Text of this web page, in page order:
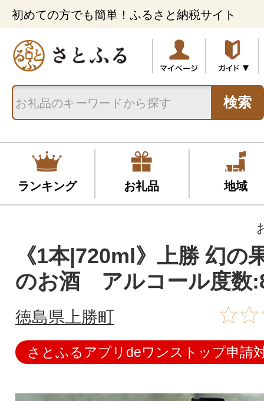
初めての方でも簡単！ふるさと納税サイト
検索
ランキング お礼品 地域
《1本|720ml》上勝 幻の
のお酒 アルコール度数
徳島県上勝町
さとふるアプリdeワンストップ申請